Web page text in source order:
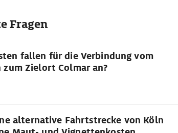
Fragen
fallen für die Verbindung vom
Zielort Colmar an?
alternative Fahrtstrecke von Köln